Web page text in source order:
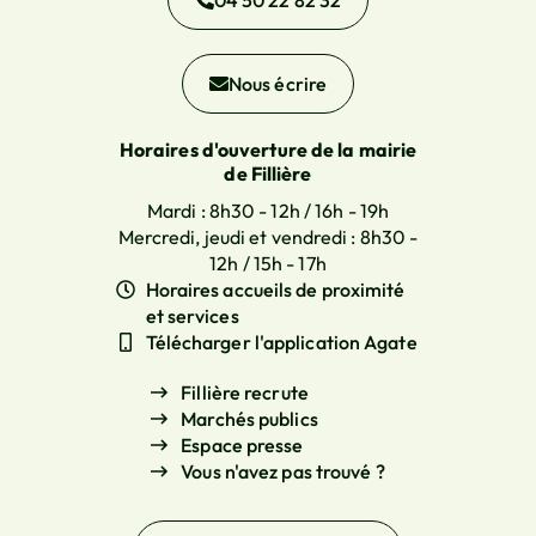
Nous écrire
Horaires d'ouverture de la mairie
de Fillière
Mardi : 8h30 - 12h / 16h - 19h
Mercredi, jeudi et vendredi : 8h30 -
12h / 15h - 17h
Horaires accueils de proximité
et services
Télécharger l'application Agate
Fillière recrute
Marchés publics
Espace presse
Vous n'avez pas trouvé ?